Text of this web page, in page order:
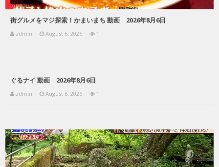
街グルメをマジ探索！かまいまち 動画 2026年8月6日
admin August 6, 2026 1
ぐるナイ 動画 2026年8月6日
admin August 6, 2026 1